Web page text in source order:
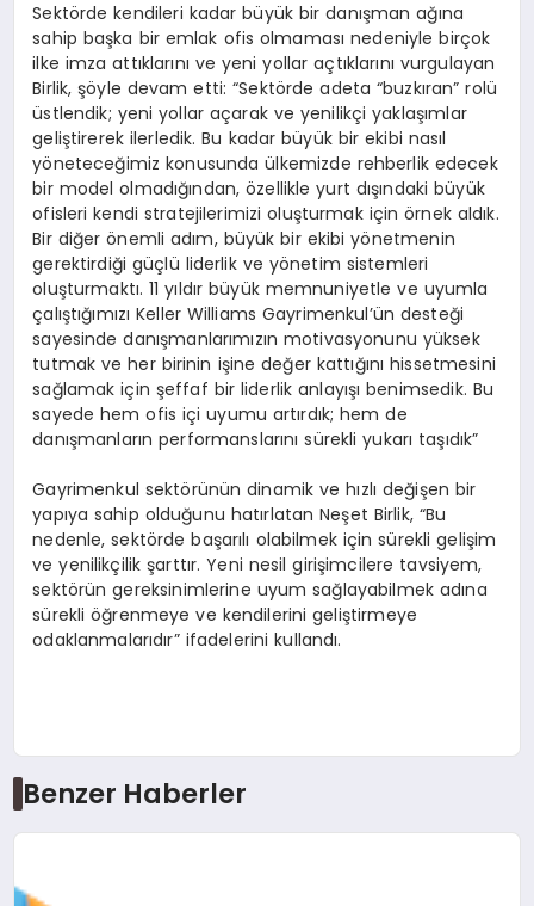
Sektörde kendileri kadar büyük bir danışman ağına
sahip başka bir emlak ofis olmaması nedeniyle birçok
ilke imza attıklarını ve yeni yollar açtıklarını vurgulayan
Birlik, şöyle devam etti: “Sektörde adeta “buzkıran” rolü
üstlendik; yeni yollar açarak ve yenilikçi yaklaşımlar
geliştirerek ilerledik. Bu kadar büyük bir ekibi nasıl
yöneteceğimiz konusunda ülkemizde rehberlik edecek
bir model olmadığından, özellikle yurt dışındaki büyük
ofisleri kendi stratejilerimizi oluşturmak için örnek aldık.
Bir diğer önemli adım, büyük bir ekibi yönetmenin
gerektirdiği güçlü liderlik ve yönetim sistemleri
oluşturmaktı. 11 yıldır büyük memnuniyetle ve uyumla
çalıştığımızı Keller Williams Gayrimenkul’ün desteği
sayesinde danışmanlarımızın motivasyonunu yüksek
tutmak ve her birinin işine değer kattığını hissetmesini
sağlamak için şeffaf bir liderlik anlayışı benimsedik. Bu
sayede hem ofis içi uyumu artırdık; hem de
danışmanların performanslarını sürekli yukarı taşıdık”
Gayrimenkul sektörünün dinamik ve hızlı değişen bir
yapıya sahip olduğunu hatırlatan Neşet Birlik, “Bu
nedenle, sektörde başarılı olabilmek için sürekli gelişim
ve yenilikçilik şarttır. Yeni nesil girişimcilere tavsiyem,
sektörün gereksinimlerine uyum sağlayabilmek adına
sürekli öğrenmeye ve kendilerini geliştirmeye
odaklanmalarıdır” ifadelerini kullandı.
Benzer Haberler